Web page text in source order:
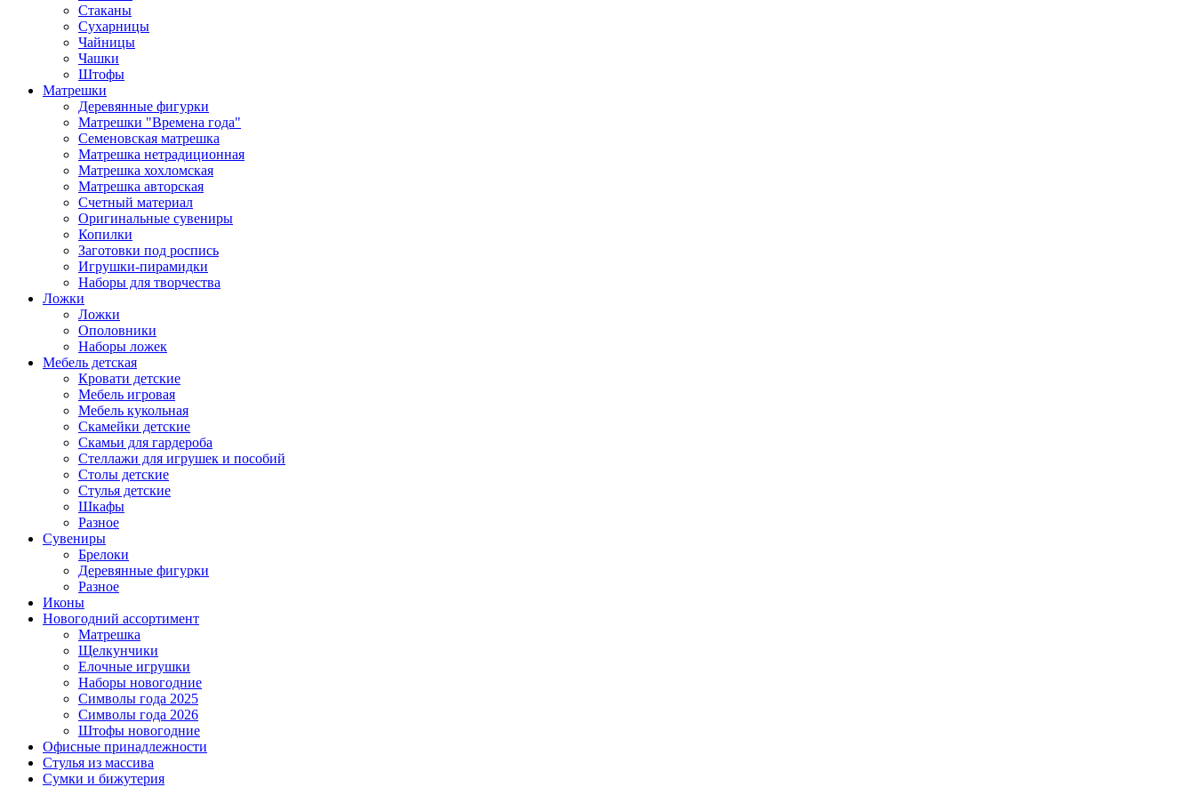
Стаканы
Сухарницы
Чайницы
Чашки
Штофы
Матрешки
Деревянные фигурки
Матрешки "Времена года"
Семеновская матрешка
Матрешка нетрадиционная
Матрешка хохломская
Матрешка авторская
Счетный материал
Оригинальные сувениры
Копилки
Заготовки под роспись
Игрушки-пирамидки
Наборы для творчества
Ложки
Ложки
Ополовники
Наборы ложек
Мебель детская
Кровати детские
Мебель игровая
Мебель кукольная
Скамейки детские
Скамьи для гардероба
Стеллажи для игрушек и пособий
Столы детские
Стулья детские
Шкафы
Разное
Сувениры
Брелоки
Деревянные фигурки
Разное
Иконы
Новогодний ассортимент
Матрешка
Щелкунчики
Елочные игрушки
Наборы новогодние
Символы года 2025
Символы года 2026
Штофы новогодние
Офисные принадлежности
Стулья из массива
Сумки и бижутерия